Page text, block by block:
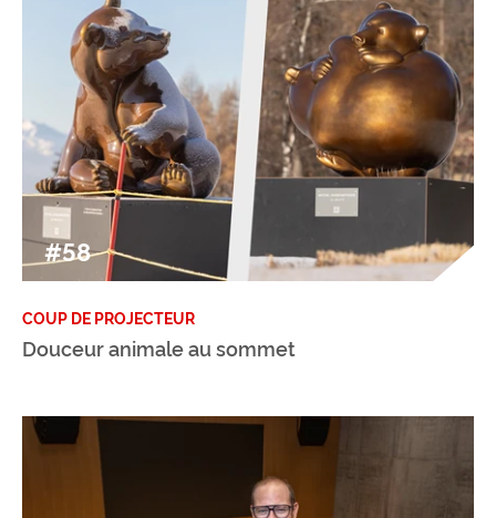
#58
COUP DE PROJECTEUR
Douceur animale au sommet